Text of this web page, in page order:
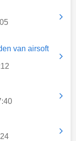
van airsoft